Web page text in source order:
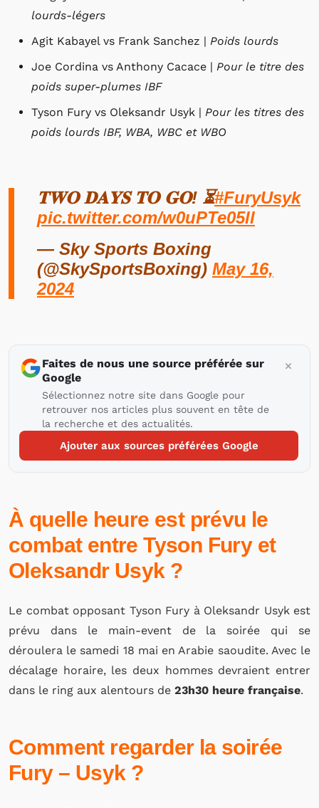
lourds-légers
Agit Kabayel vs Frank Sanchez | Poids lourds
Joe Cordina vs Anthony Cacace | Pour le titre des
poids super-plumes IBF
Tyson Fury vs Oleksandr Usyk | Pour les titres des
poids lourds IBF, WBA, WBC et WBO
𝐓𝐖𝐎 𝐃𝐀𝐘𝐒 𝐓𝐎 𝐆𝐎! ⏳#FuryUsyk
pic.twitter.com/w0uPTe05ll
— Sky Sports Boxing
(@SkySportsBoxing) May 16,
2024
Faites de nous une source préférée sur
Google
Sélectionnez notre site dans Google pour
retrouver nos articles plus souvent en tête de
la recherche et des actualités.
Ajouter aux sources préférées Google
À quelle heure est prévu le
combat entre Tyson Fury et
Oleksandr Usyk ?
Le combat opposant Tyson Fury à Oleksandr Usyk est
prévu dans le main-event de la soirée qui se
déroulera le samedi 18 mai en Arabie saoudite. Avec le
décalage horaire, les deux hommes devraient entrer
dans le ring aux alentours de 23h30 heure française.
Comment regarder la soirée
Fury – Usyk ?